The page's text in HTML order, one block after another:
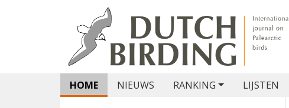
HOME NIEUWS RANKING LIJSTEN